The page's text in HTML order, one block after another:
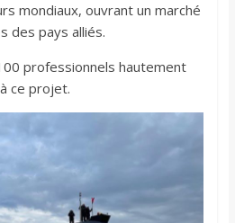
mondiaux, ouvrant un marché
des pays alliés.
professionnels hautement
ce projet.